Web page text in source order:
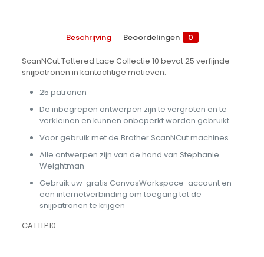
Beschrijving Beoordelingen 0
ScanNCut Tattered Lace Collectie 10 bevat 25 verfijnde
snijpatronen in kantachtige motieven.
25 patronen
De inbegrepen ontwerpen zijn te vergroten en te
verkleinen en kunnen onbeperkt worden gebruikt
Voor gebruik met de Brother ScanNCut machines
Alle ontwerpen zijn van de hand van Stephanie
Weightman
Gebruik uw gratis CanvasWorkspace-account en
een internetverbinding om toegang tot de
snijpatronen te krijgen
CATTLP10